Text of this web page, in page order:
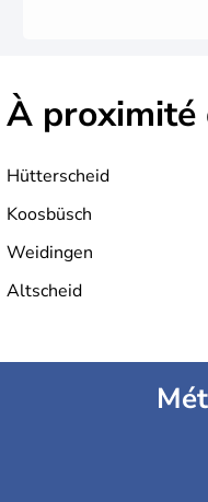
À proximité
Hütterscheid
Koosbüsch
Weidingen
Altscheid